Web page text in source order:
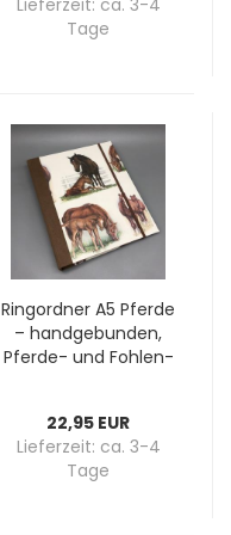
Lieferzeit: ca. 3-4
Tage
Ring­ord­ner A5 Pfer­de
– hand­ge­bun­den,
Pferde-​​ und Foh­len­
22,95 EUR
Lieferzeit: ca. 3-4
Tage